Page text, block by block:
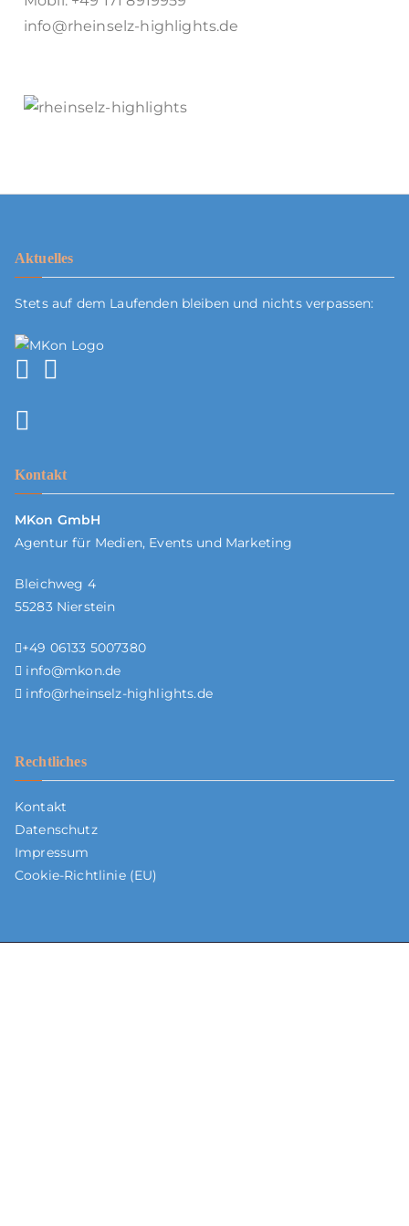
info@rheinselz-highlights.de
Aktuelles
Stets auf dem Laufenden bleiben und nichts verpassen:
Kontakt
MKon GmbH
Agentur für Medien, Events und Marketing
Bleichweg 4
55283 Nierstein
+49 06133 5007380
info@mkon.de
info@rheinselz-highlights.de
Rechtliches
Kontakt
Datenschutz
Impressum
Cookie-Richtlinie (EU)